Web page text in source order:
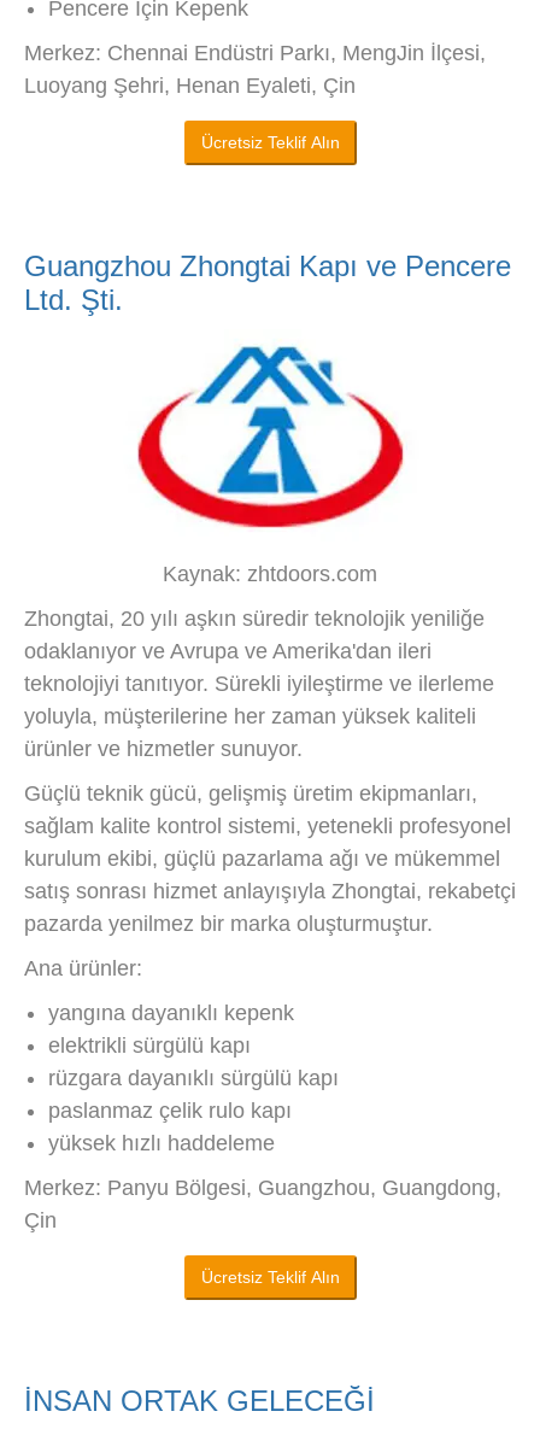
Pencere İçin Kepenk
Merkez: Chennai Endüstri Parkı, MengJin İlçesi,
Luoyang Şehri, Henan Eyaleti, Çin
Ücretsiz Teklif Alın
Guangzhou Zhongtai Kapı ve Pencere
Ltd. Şti.
Kaynak: zhtdoors.com
Zhongtai, 20 yılı aşkın süredir teknolojik yeniliğe
odaklanıyor ve Avrupa ve Amerika'dan ileri
teknolojiyi tanıtıyor. Sürekli iyileştirme ve ilerleme
yoluyla, müşterilerine her zaman yüksek kaliteli
ürünler ve hizmetler sunuyor.
Güçlü teknik gücü, gelişmiş üretim ekipmanları,
sağlam kalite kontrol sistemi, yetenekli profesyonel
kurulum ekibi, güçlü pazarlama ağı ve mükemmel
satış sonrası hizmet anlayışıyla Zhongtai, rekabetçi
pazarda yenilmez bir marka oluşturmuştur.
Ana ürünler:
yangına dayanıklı kepenk
elektrikli sürgülü kapı
rüzgara dayanıklı sürgülü kapı
paslanmaz çelik rulo kapı
yüksek hızlı haddeleme
Merkez: Panyu Bölgesi, Guangzhou, Guangdong,
Çin
Ücretsiz Teklif Alın
İNSAN ORTAK GELECEĞİ